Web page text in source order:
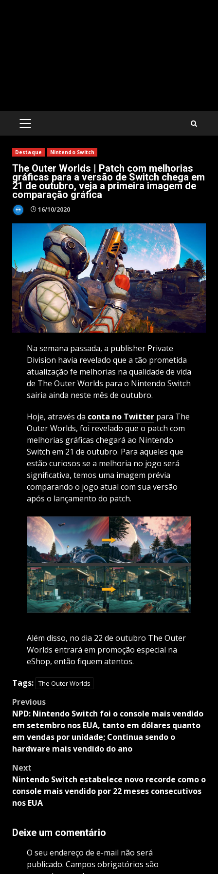
PRIMARY
Destaque Nintendo Switch
The Outer Worlds | Patch com melhorias
gráficas para a versão de Switch chega em
21 de outubro, veja a primeira imagem de
comparação gráfica
16/10/2020
Na semana passada, a publisher Private
Division havia revelado que a tão prometida
atualização fe melhorias na qualidade de vida
de The Outer Worlds para o Nintendo Switch
sairia ainda neste mês de outubro.
Hoje, através da conta no Twitterpara The
Outer Worlds, foi revelado que o patch com
melhorias gráficas chegará ao Nintendo
Switch em 21 de outubro. Para aqueles que
estão curiosos se a melhoria no jogo será
significativa, temos uma imagem prévia
comparando o jogo atual com sua versão
após o lançamento do patch.
Além disso, no dia 22 de outubro The Outer
Worlds entrará em promoção especial na
eShop, então fiquem atentos.
Tags: The Outer Worlds
Post
navigation
Previous
NPD: Nintendo Switch foi o console mais vendido
em setembro nos EUA, tanto em dólares quanto
em vendas por unidade; Continua sendo o
hardware mais vendido do ano
Next
Nintendo Switch estabelece novo recorde como o
console mais vendido por 22 meses consecutivos
nos EUA
Deixe um comentário
O seu endereço de e-mail não será
publicado. Campos obrigatórios são